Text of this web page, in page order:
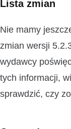
Lista zmian
Nie mamy
zmian wersji
wydawcy
tych informacji,
sprawdzić, czy